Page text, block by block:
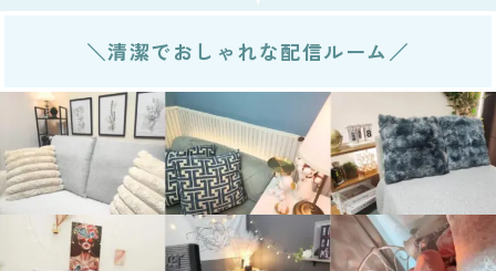
＼清潔でおしゃれな配信ルーム／